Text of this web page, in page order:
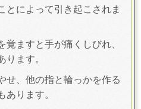
とによって引き起こされま
覚ますと手が痛くしびれ、
ります。
せ、他の指と輪っかを作る
あります。